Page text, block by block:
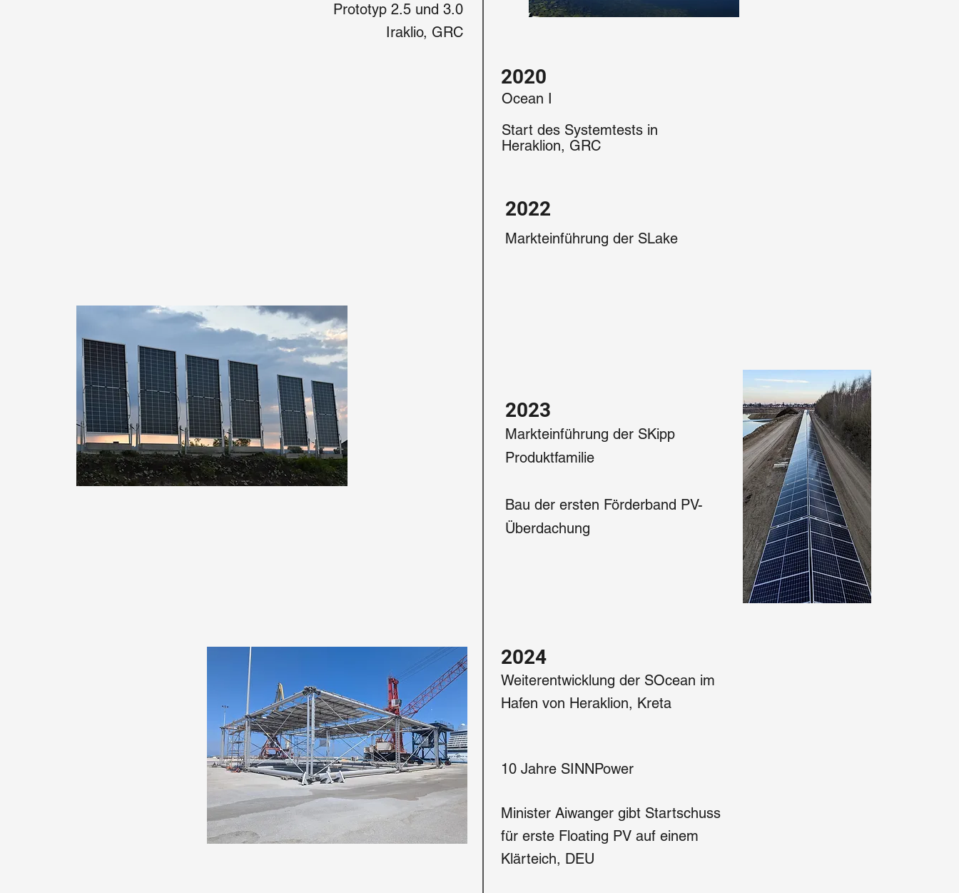
Prototyp 2.5 und 3.0
Iraklio, GRC
2020
Ocean I
Start des Systemtests in
Heraklion, GRC
2022
Markteinführung der SLake
2023
Markteinführung der SKipp
Produktfamilie
Bau der ersten Förderband PV-
Überdachung
2024
Weiterentwicklung der SOcean im
Hafen von Heraklion, Kreta
10 Jahre SINNPower
Minister Aiwanger gibt Startschuss
für erste Floating PV auf einem
Klärteich, DEU